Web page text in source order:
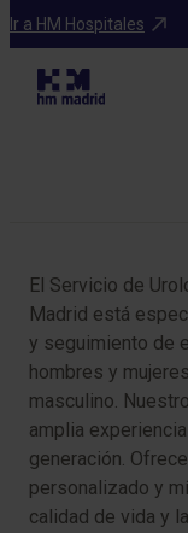
Ir a HM Hospitales
Especialidades
El Servicio de
Madrid está
y seguimiento de
hombres y
masculino.
amplia
generación.
personalizado y
calidad de vida y